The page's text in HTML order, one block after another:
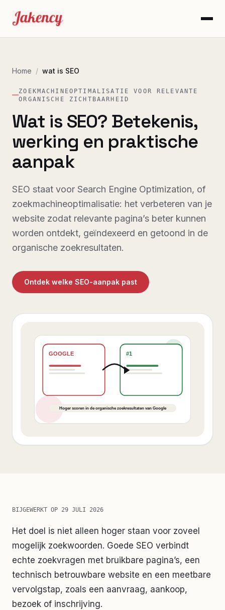
Home / wat is SEO
ZOEKMACHINEOPTIMALISATIE VOOR RELEVANTE
ORGANISCHE ZICHTBAARHEID
Wat is SEO? Betekenis,
werking en praktische
aanpak
SEO staat voor Search Engine Optimization, of
zoekmachineoptimalisatie: het verbeteren van je
website zodat relevante pagina’s beter kunnen
worden ontdekt, geïndexeerd en getoond in de
organische zoekresultaten.
Ontdek welke SEO-aanpak past
BIJGEWERKT OP 29 JULI 2026
Het doel is niet alleen hoger staan voor zoveel
mogelijk zoekwoorden. Goede SEO verbindt
echte zoekvragen met bruikbare pagina’s, een
technisch betrouwbare website en een meetbare
vervolgstap, zoals een aanvraag, aankoop,
bezoek of inschrijving.